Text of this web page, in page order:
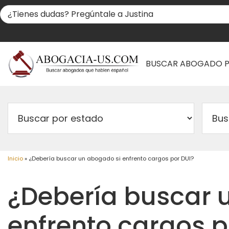
BUSCAR ABOGADO
Inicio» ¿Debería buscar un abogado si enfrento cargos por DUI?
¿Debería buscar